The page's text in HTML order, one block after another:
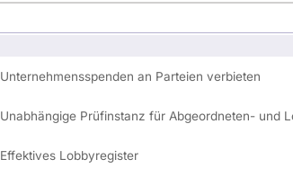
Unternehmensspenden an Parteien verbieten
Unabhängige Prüfinstanz für Abgeordneten- und
Effektives Lobbyregister